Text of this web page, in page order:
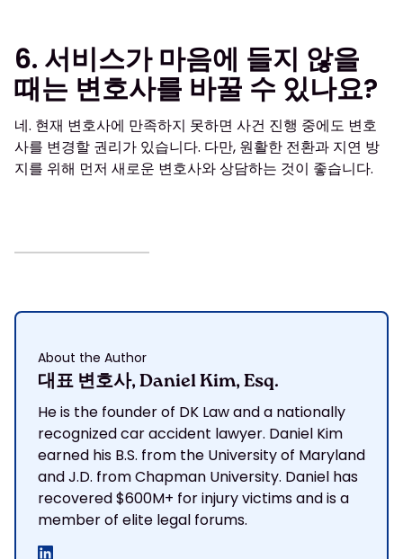
6. 서비스가 마음에 들지 않을
때는 변호사를 바꿀 수 있나요?
네. 현재 변호사에 만족하지 못하면 사건 진행 중에도 변호
사를 변경할 권리가 있습니다. 다만, 원활한 전환과 지연 방
지를 위해 먼저 새로운 변호사와 상담하는 것이 좋습니다.
About the Author
대표 변호사, Daniel Kim, Esq.
He is the founder of DK Law and a nationally
recognized car accident lawyer. Daniel Kim
earned his B.S. from the University of Maryland
and J.D. from Chapman University. Daniel has
recovered $600M+ for injury victims and is a
member of elite legal forums.